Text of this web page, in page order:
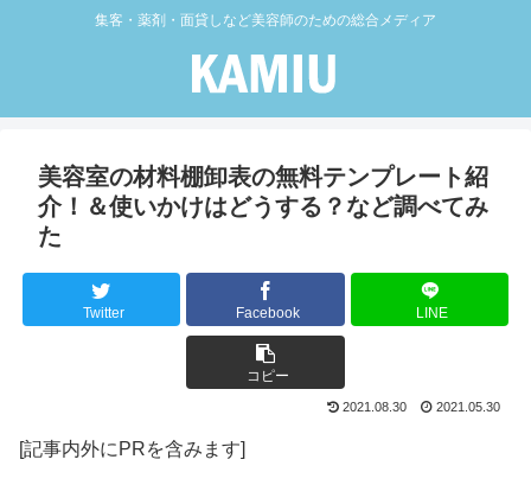
集客・薬剤・面貸しなど美容師のための総合メディア
美容室の材料棚卸表の無料テンプレート紹
介！＆使いかけはどうする？など調べてみ
た
Twitter Facebook LINE
コピー
2021.08.30 2021.05.30
[記事内外にPRを含みます]